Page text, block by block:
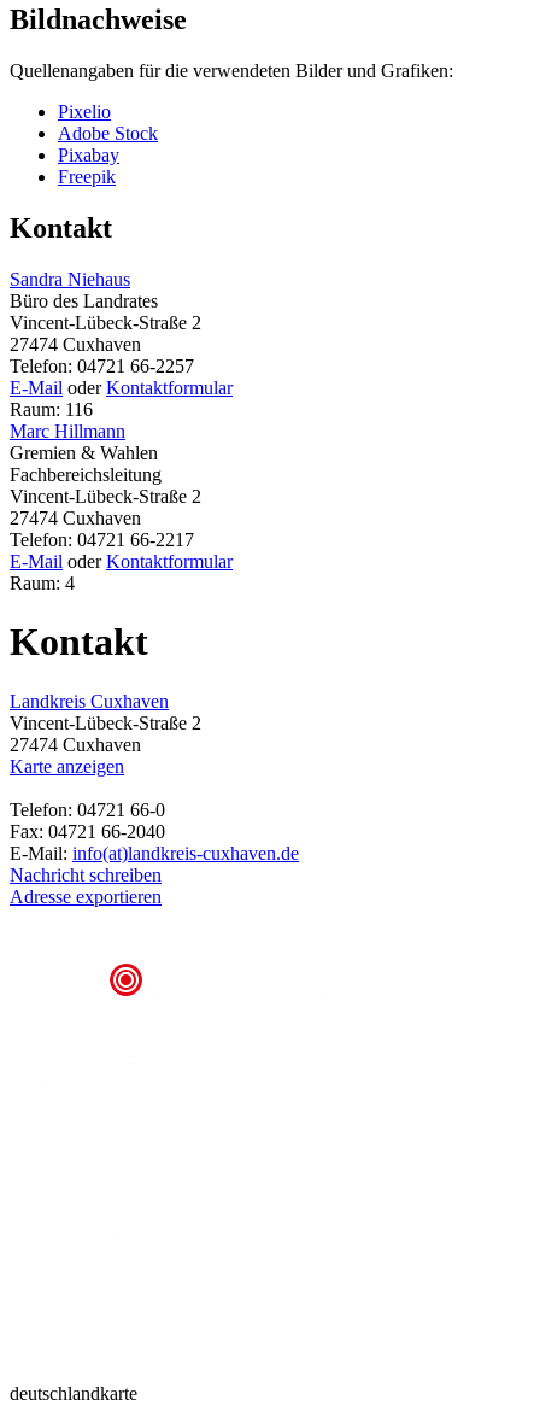
Bildnachweise
Quellenangaben für die verwendeten Bilder und Grafiken:
Pixelio
Adobe Stock
Pixabay
Freepik
Kontakt
Sandra Niehaus
Büro des Landrates
Vincent-Lübeck-Straße 2
27474 Cuxhaven
Telefon: 04721 66-2257
E-Mail oderKontaktformular
Raum: 116
Marc Hillmann
Gremien & Wahlen
Fachbereichsleitung
Vincent-Lübeck-Straße 2
27474 Cuxhaven
Telefon: 04721 66-2217
E-Mail oderKontaktformular
Raum: 4
Kontakt
Landkreis Cuxhaven
Vincent-Lübeck-Straße 2
27474 Cuxhaven
Karte anzeigen
Telefon: 04721 66-0
Fax: 04721 66-2040
E-Mail: info(at)landkreis-cuxhaven.de
Nachricht schreiben
Adresse exportieren
deutschlandkarte